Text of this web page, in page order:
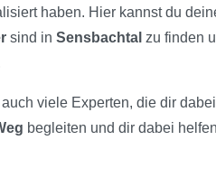
haben. Hier kannst du
sind in Sensbachtal zu finden
viele Experten, die dir
begleiten und dir dabei